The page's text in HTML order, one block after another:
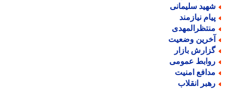
سلیمانی
نیازمند
وضعیت
بازار
عمومی
امنیت
انقلاب